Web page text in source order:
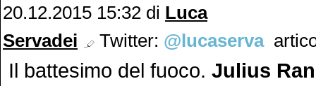
20.12.2015 15:32 di Luca
Servadei
Twitter: @lucaserva
Il battesimo del fuoco. Julius